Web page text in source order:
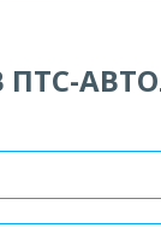
ПТС-